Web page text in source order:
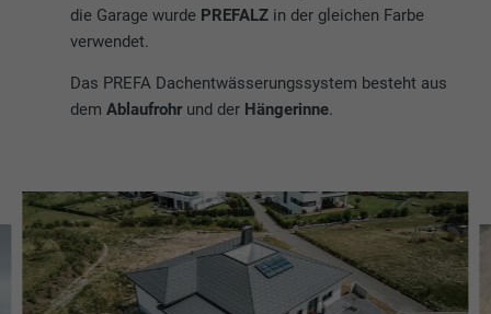
die Garage wurde PREFALZ in der gleichen Farbe
verwendet.
Das PREFA Dachentwässerungssystem besteht aus
demAblaufrohr und der Hängerinne.